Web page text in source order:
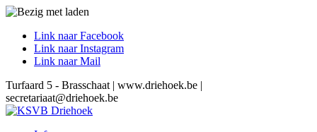
Link naar Facebook
Link naar Instagram
Link naar Mail
Turfaard 5 - Brasschaat | www.driehoek.be |
secretariaat@driehoek.be